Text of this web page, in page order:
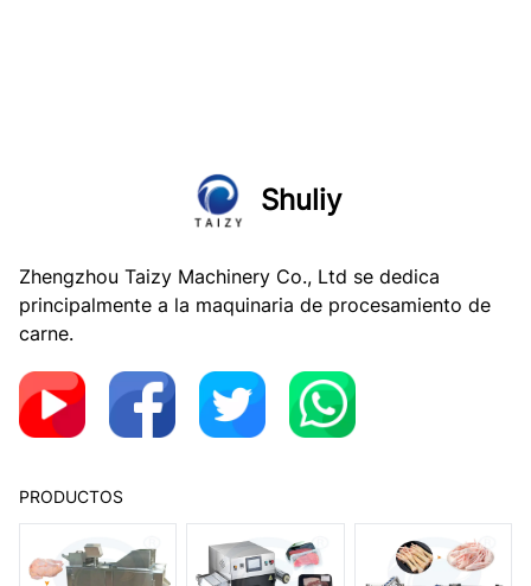
Shuliy
Zhengzhou Taizy Machinery Co., Ltd se dedica
principalmente a la maquinaria de procesamiento de
carne.
PRODUCTOS